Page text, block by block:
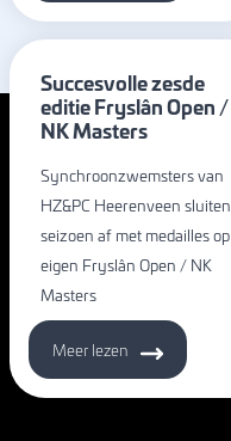
Succesvolle zesde
editie Fryslân Open /
NK Masters
Synchroonzwemsters van
HZ&PC Heerenveen sluiten
seizoen af met medailles op
eigen Fryslân Open / NK
Masters
Meer lezen